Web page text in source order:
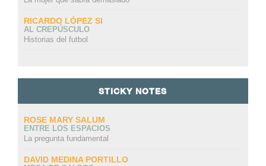
RICARDO LÓPEZ SI
AL CREPÚSCULO
Historias del futbol
STICKY NOTES
ROSE MARY SALUM
ENTRE LOS ESPACIOS
La pregunta fundamental
DAVID MEDINA PORTILLO